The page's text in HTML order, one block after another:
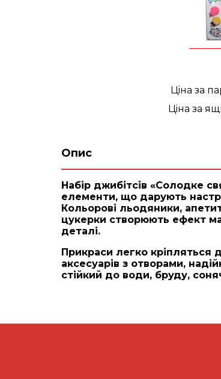
Цiна за
Цiна за
Опис
Набір джибітсів «Солодке
елементи, що дарують
Кольорові льодяники,
цукерки створюють ефект
деталі.
Прикраси легко кріпляться
аксесуарів з отворами,
стійкий до води, бруду,